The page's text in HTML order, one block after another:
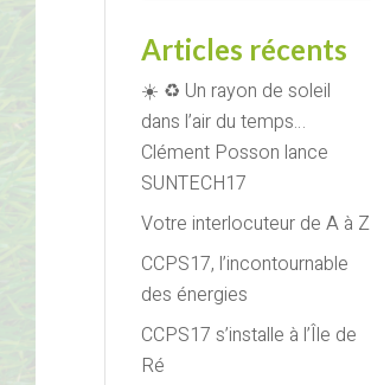
Articles récents
☀️ ♻️ Un rayon de soleil
dans l’air du temps…
Clément Posson lance
SUNTECH17
Votre interlocuteur de A à Z
CCPS17, l’incontournable
des énergies
CCPS17 s’installe à l’Île de
Ré